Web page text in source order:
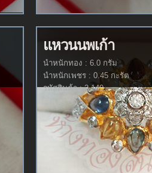
แหวนนพเก้า
นำหนักทอง : 6.0 กรัม
นำหนักเพชร : 0.45 กะรัต
รหัสสินค้า : 2-140